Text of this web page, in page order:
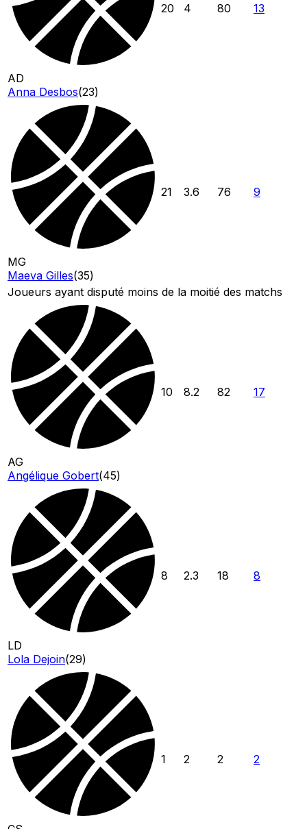
AD
Anna Desbos(23)
20 4 80 13
MG
Maeva Gilles(35)
21 3.6 76 9
Joueurs ayant disputé moins de la moitié des matchs
AG
Angélique Gobert(45)
10 8.2 82 17
LD
Lola Dejoin(29)
8 2.3 18 8
1 2 2 2